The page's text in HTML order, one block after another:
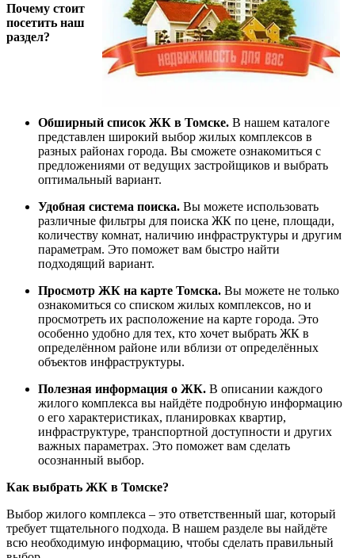
Почему стоит
посетить наш
раздел?
Обширный список ЖК в Томске. В нашем каталоге
представлен широкий выбор жилых комплексов в
разных районах города. Вы сможете ознакомиться с
предложениями от ведущих застройщиков и выбрать
оптимальный вариант.
Удобная система поиска. Вы можете использовать
различные фильтры для поиска ЖК по цене, площади,
количеству комнат, наличию инфраструктуры и другим
параметрам. Это поможет вам быстро найти
подходящий вариант.
Просмотр ЖК на карте Томска. Вы можете не только
ознакомиться со списком жилых комплексов, но и
просмотреть их расположение на карте города. Это
особенно удобно для тех, кто хочет выбрать ЖК в
определённом районе или вблизи от определённых
объектов инфраструктуры.
Полезная информация о ЖК. В описании каждого
жилого комплекса вы найдёте подробную информацию
о его характеристиках, планировках квартир,
инфраструктуре, транспортной доступности и других
важных параметрах. Это поможет вам сделать
осознанный выбор.
Как выбрать ЖК в Томске?
Выбор жилого комплекса – это ответственный шаг, который
требует тщательного подхода. В нашем разделе вы найдёте
всю необходимую информацию, чтобы сделать правильный